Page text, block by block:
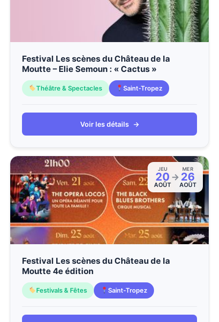
Festival Les scènes du Château de la
Moutte – Elie Semoun : « Cactus »
Théâtre & Spectacles Saint-Tropez
Voir les détails →
JEU
20
AOÛT
→
MER
26
AOÛT
Festival Les scènes du Château de la
Moutte 4e édition
Festivals & Fêtes Saint-Tropez